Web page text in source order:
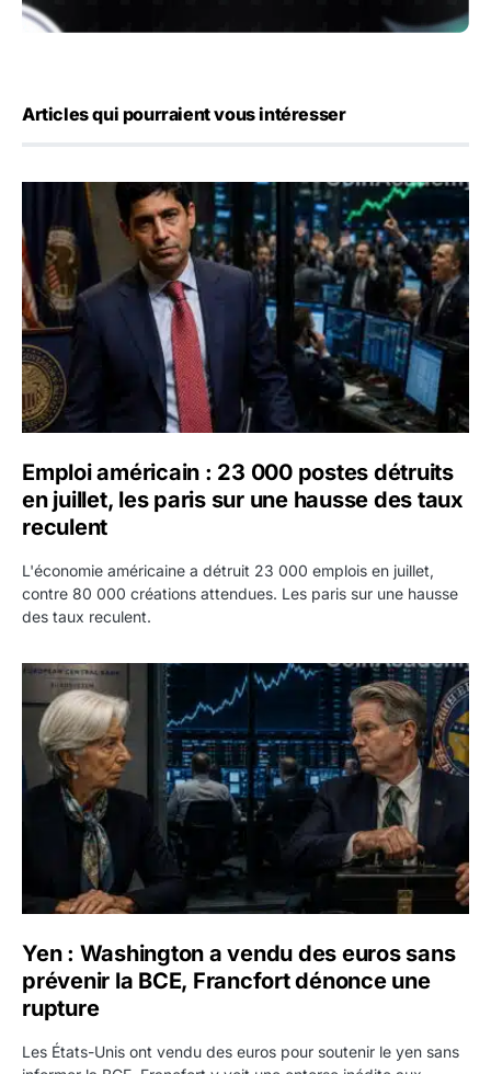
Articles qui pourraient vous intéresser
Emploi américain : 23 000 postes détruits en juillet, les
Emploi américain : 23 000 postes détruits
en juillet, les paris sur une hausse des taux
reculent
L'économie américaine a détruit 23 000 emplois en juillet,
contre 80 000 créations attendues. Les paris sur une hausse
des taux reculent.
Yen : Washington a vendu des euros sans prévenir la
Yen : Washington a vendu des euros sans
prévenir la BCE, Francfort dénonce une
rupture
Les États-Unis ont vendu des euros pour soutenir le yen sans